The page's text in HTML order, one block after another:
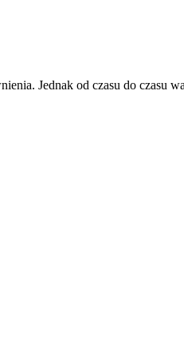
Jednak od czasu do czasu